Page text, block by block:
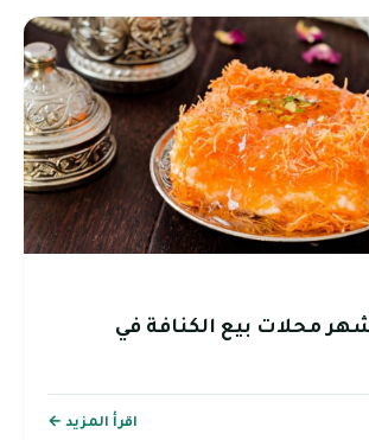
محلات بيع الكنافة في
اقرأ المزيد ←